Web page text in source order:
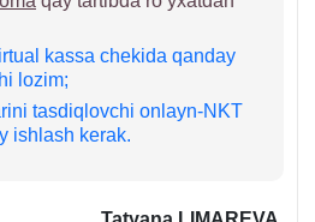
kassa chekida qanday
lozim;
tasdiqlovchi onlayn-NKT
ishlash kerak.